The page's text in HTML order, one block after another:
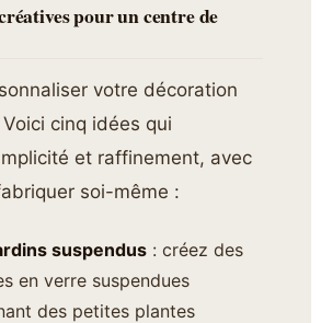
pour un centre de
votre décoration
cinq idées qui
et raffinement, avec
soi-même :
suspendus: créez des
en verre suspendues
des petites plantes